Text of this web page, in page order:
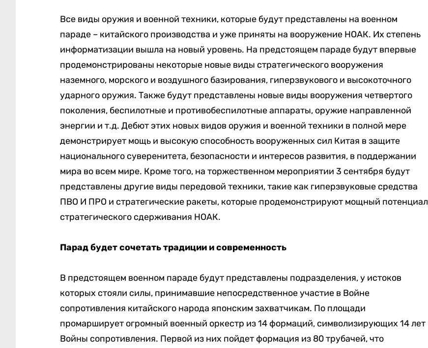
Все виды оружия и военной техники, которые будут представлены на военном
параде – китайского производства и уже приняты на вооружение НОАК. Их степень
информатизации вышла на новый уровень. На предстоящем параде будут впервые
продемонстрированы некоторые новые виды стратегического вооружения
наземного, морского и воздушного базирования, гиперзвукового и высокоточного
ударного оружия. Также будут представлены новые виды вооружения четвертого
поколения, беспилотные и противобеспилотные аппараты, оружие направленной
энергии и т.д. Дебют этих новых видов оружия и военной техники в полной мере
демонстрирует мощь и высокую способность вооруженных сил Китая в защите
национального суверенитета, безопасности и интересов развития, в поддержании
мира во всем мире. Кроме того, на торжественном мероприятии 3 сентября будут
представлены другие виды передовой техники, такие как гиперзвуковые средства
ПВО И ПРО и стратегические ракеты, которые продемонстрируют мощный потенциал
стратегического сдерживания НОАК.
Парад будет сочетать традиции и современность
В предстоящем военном параде будут представлены подразделения, у истоков
которых стояли силы, принимавшие непосредственное участие в Войне
сопротивления китайского народа японским захватчикам. По площади
промарширует огромный военный оркестр из 14 формаций, символизирующих 14 лет
Войны сопротивления. Первой из них пойдет формация из 80 трубачей, что